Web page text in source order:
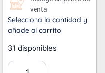
venta
Selecciona la cantidad y
añade al carrito
31 disponibles